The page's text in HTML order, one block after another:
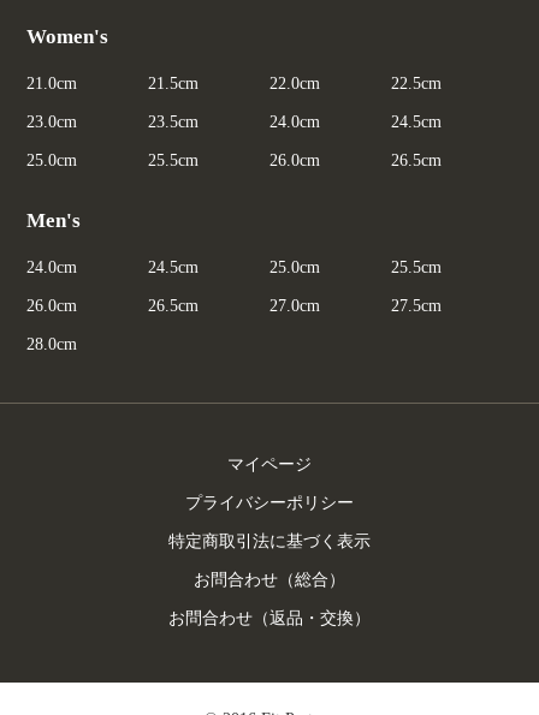
Women's
21.0cm 21.5cm 22.0cm 22.5cm
23.0cm 23.5cm 24.0cm 24.5cm
25.0cm 25.5cm 26.0cm 26.5cm
Men's
24.0cm 24.5cm 25.0cm 25.5cm
26.0cm 26.5cm 27.0cm 27.5cm
28.0cm
マイページ
プライバシーポリシー
特定商取引法に基づく表示
お問合わせ（総合）
お問合わせ（返品・交換）